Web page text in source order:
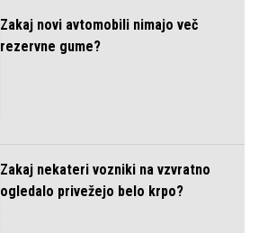
Zakaj novi avtomobili nimajo več
rezervne gume?
Zakaj nekateri vozniki na vzvratno
ogledalo privežejo belo krpo?